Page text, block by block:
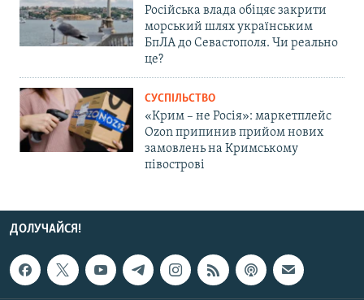
Російська влада обіцяє закрити
морський шлях українським
БпЛА до Севастополя. Чи реально
це?
СУСПІЛЬСТВО
«Крим – не Росія»: маркетплейс
Ozon припинив прийом нових
замовлень на Кримському
півострові
ДОЛУЧАЙСЯ!